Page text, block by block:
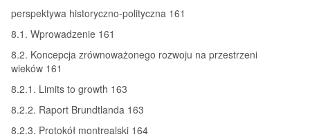
perspektywa historyczno-polityczna 161
8.1. Wprowadzenie 161
8.2. Koncepcja zrównoważonego rozwoju na przestrzeni
wieków 161
8.2.1. Limits to growth 163
8.2.2. Raport Brundtlanda 163
8.2.3. Protokół montrealski 164